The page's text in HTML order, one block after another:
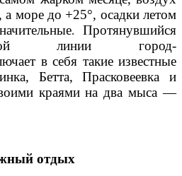
а море до +25°, осадки летом
. Протянувшийся
линии город-
в себя такие известные
Бетта, Прасковеевка и
краями на два мыса —
отдых